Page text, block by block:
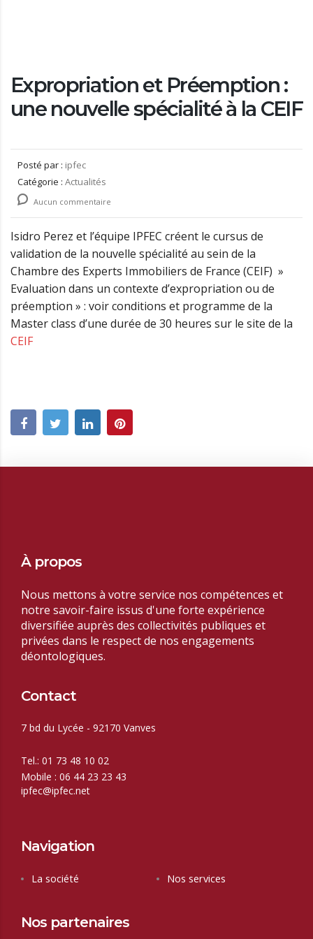
Expropriation et Préemption :
une nouvelle spécialité à la CEIF
Posté par : ipfec
Catégorie : Actualités
Aucun commentaire
Isidro Perez et l’équipe IPFEC créent le cursus de
validation de la nouvelle spécialité au sein de la
Chambre des Experts Immobiliers de France (CEIF) »
Evaluation dans un contexte d’expropriation ou de
préemption » : voir conditions et programme de la
Master class d’une durée de 30 heures sur le site de la
CEIF
À propos
Nous mettons à votre service nos compétences et
notre savoir-faire issus d'une forte expérience
diversifiée auprès des collectivités publiques et
privées dans le respect de nos engagements
déontologiques.
Contact
7 bd du Lycée - 92170 Vanves
Tel.: 01 73 48 10 02
Mobile : 06 44 23 23 43
ipfec@ipfec.net
Navigation
La société Nos services
Nos partenaires